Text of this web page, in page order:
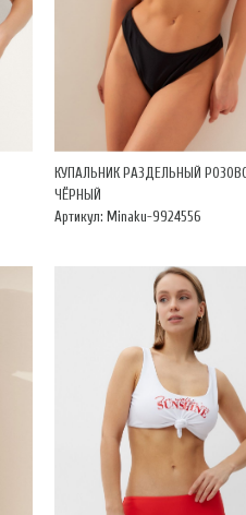
КУПАЛЬНИК РАЗДЕЛЬНЫЙ
ЧЁРНЫЙ
Артикул: Minaku-9924556